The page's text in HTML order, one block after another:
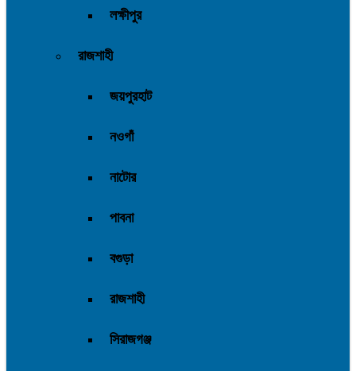
লক্ষীপুর
রাজশাহী
জয়পুরহাট
নওগাঁ
নাটোর
পাবনা
বগুড়া
রাজশাহী
সিরাজগঞ্জ